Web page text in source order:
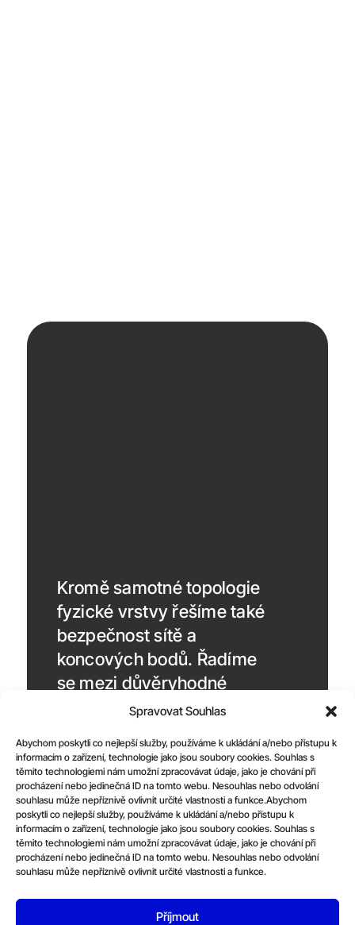
Spravovat Souhlas
Abychom poskytli co nejlepší služby, používáme k ukládání a/nebo přístupu k
informacím o zařízení, technologie jako jsou soubory cookies. Souhlas s
těmito technologiemi nám umožní zpracovávat údaje, jako je chování při
procházení nebo jedinečná ID na tomto webu. Nesouhlas nebo odvolání
souhlasu může nepříznivě ovlivnit určité vlastnosti a funkce.Abychom
poskytli co nejlepší služby, používáme k ukládání a/nebo přístupu k
informacím o zařízení, technologie jako jsou soubory cookies. Souhlas s
těmito technologiemi nám umožní zpracovávat údaje, jako je chování při
procházení nebo jedinečná ID na tomto webu. Nesouhlas nebo odvolání
souhlasu může nepříznivě ovlivnit určité vlastnosti a funkce.
Příjmout
Kromě samotné topologie
fyzické vrstvy řešíme také
bezpečnost sítě a
koncových bodů. Řadíme
se mezi důvěryhodné
operátory v rámci
FE.NIX a jsme aktivní
součástí různých
bezpečnostních skupin.